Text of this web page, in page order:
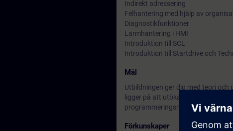
Indirekt adressering
Felhantering med hjälp av
Diagnostikfunktioner
Larmhantering i HMI
Introduktion till SCL
Introduktion till Startdrive och
Mål
Utbildningen ger dig med teori
ligger på att utöka dina kunskaper
programmeringsmetoder men
Förkunskaper